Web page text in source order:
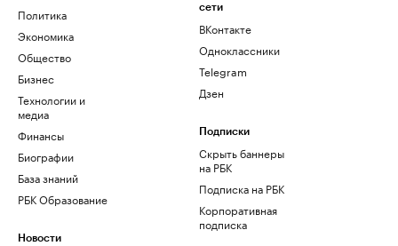
Политика
Экономика
Общество
Бизнес
Технологии и
медиа
Финансы
Биографии
База знаний
РБК Образование
Новости
сети
ВКонтакте
Одноклассники
Telegram
Дзен
Подписки
Скрыть баннеры
на РБК
Подписка на РБК
Корпоративная
подписка